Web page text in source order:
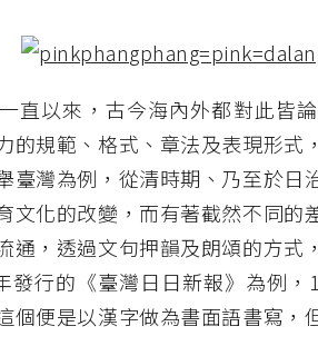
直以來，古今海內外都對此皆
的規範、格式、章法及表現形式
臺灣為例，從清時期、乃至於日
文化的改變，而有著截然不同的
通，透過文句押韻及朗頌的方式
發行的《臺灣日日新報》為例
個便是以漢字做為書面語書寫，